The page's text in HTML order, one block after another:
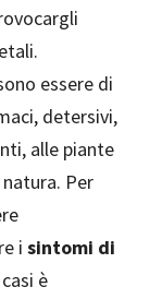
essere di
detersivi,
alle piante
Per
i sintomi di
è